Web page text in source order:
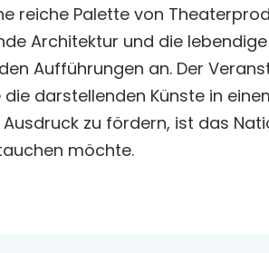
reiche Palette von
Architektur und die
Aufführungen an. Der
die darstellenden Künste in
zu fördern, ist das
möchte.